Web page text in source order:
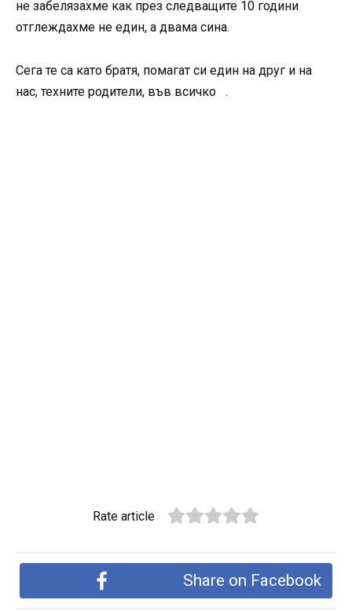
не забелязахме как през следващите 10 години
отглеждахме не един, а двама сина.
Сега те са като братя, помагат си един на друг и на
нас, техните родители, във всичко .
Rate article
Share on Facebook